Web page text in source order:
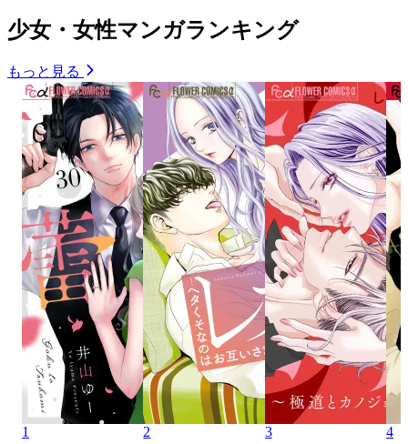
少女・女性マンガランキング
もっと見る
1 2 3 4